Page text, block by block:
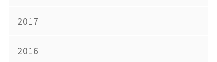
2017
2016